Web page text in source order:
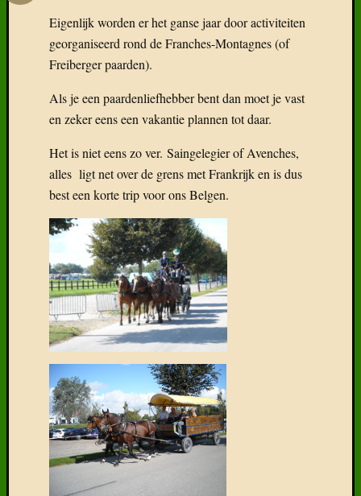
Eigenlijk worden er het ganse jaar door activiteiten
georganiseerd rond de Franches-Montagnes (of
Freiberger paarden).
Als je een paardenliefhebber bent dan moet je vast
en zeker eens een vakantie plannen tot daar.
Het is niet eens zo ver. Saingelegier of Avenches,
alles ligt net over de grens met Frankrijk en is dus
best een korte trip voor ons Belgen.